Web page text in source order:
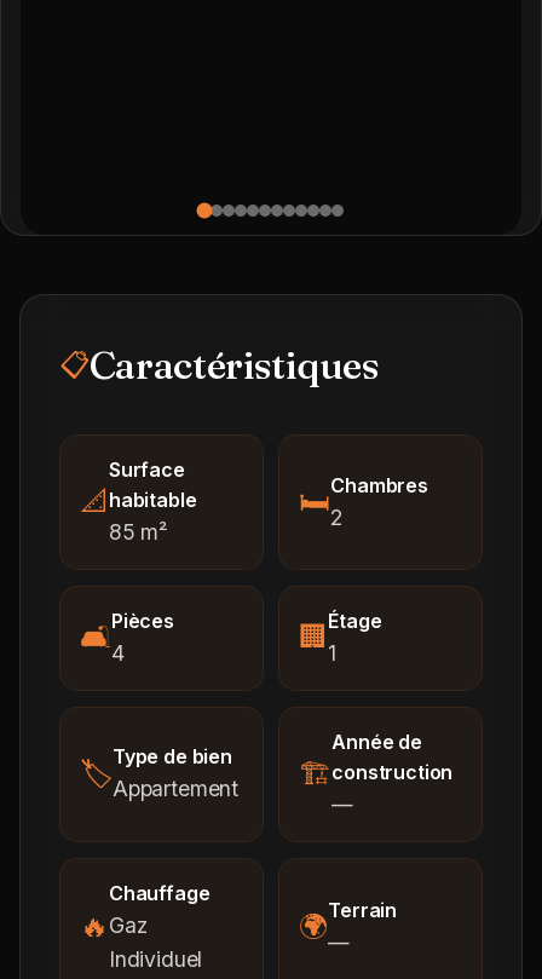
📋Caractéristiques
📐
Surface
habitable
85 m²
🛏️Chambres
2
🛋️Pièces
4 🏢 Étage
1
🏷️Type de bien
Appartement 🏗️
Année de
construction
—
🔥
Chauffage
Gaz
Individuel
🌍Terrain
—